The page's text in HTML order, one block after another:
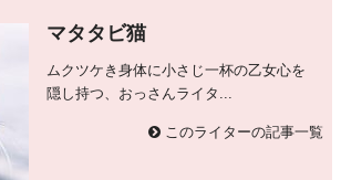
マタタビ猫
ムクツケき身体に小さじ一杯の乙女心を
隠し持つ、おっさんライタ...
このライターの記事一覧